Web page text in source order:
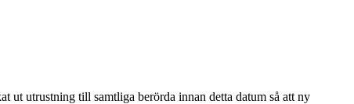
ut utrustning till samtliga berörda innan detta datum så att ny